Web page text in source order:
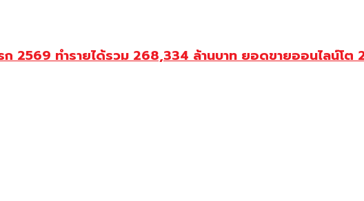
2569 ทำรายได้รวม 268,334 ล้านบาท ยอดขายออนไลน์โต